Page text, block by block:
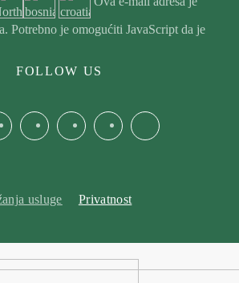
Potrebno je omogućiti JavaScript da je
FOLLOW US
usluge Privatnost